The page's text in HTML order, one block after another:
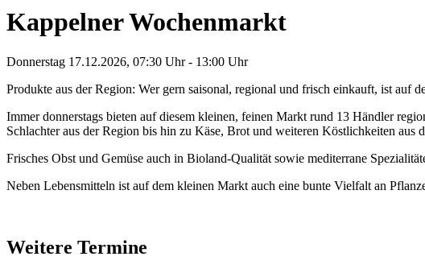
Kappelner Wochenmarkt
Donnerstag 17.12.2026, 07:30 Uhr - 13:00 Uhr
Produkte aus der Region: Wer gern saisonal, regional und frisch einkauft, ist auf
Immer donnerstags bieten auf diesem kleinen, feinen Markt rund 13 Händler
Schlachter aus der Region bis hin zu Käse, Brot und weiteren Köstlichkeiten aus
Frisches Obst und Gemüse auch in Bioland-Qualität sowie mediterrane
Neben Lebensmitteln ist auf dem kleinen Markt auch eine bunte Vielfalt an
Weitere Termine